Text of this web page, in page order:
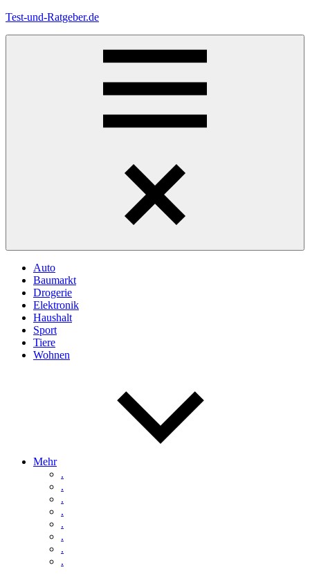
Zum
Test-und-Ratgeber.de
Auto
Baumarkt
Drogerie
Elektronik
Haushalt
Sport
Tiere
Wohnen
Mehr
.
.
.
.
.
.
.
.